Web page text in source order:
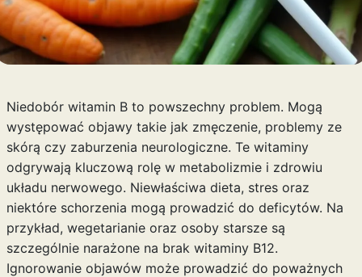
Niedobór witamin B to powszechny problem. Mogą
występować objawy takie jak zmęczenie, problemy ze
skórą czy zaburzenia neurologiczne. Te witaminy
odgrywają kluczową rolę w metabolizmie i zdrowiu
układu nerwowego. Niewłaściwa dieta, stres oraz
niektóre schorzenia mogą prowadzić do deficytów. Na
przykład, wegetarianie oraz osoby starsze są
szczególnie narażone na brak witaminy B12.
Ignorowanie objawów może prowadzić do poważnych